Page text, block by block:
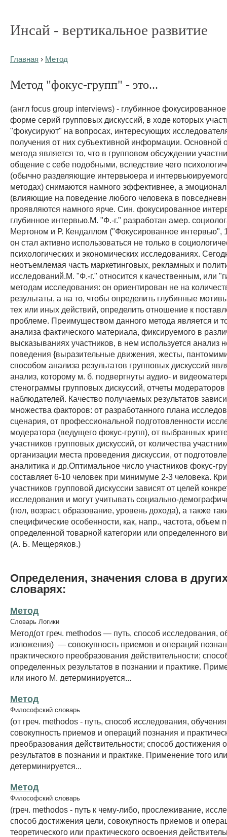
Инсай - вертикальное развитие
Главная › Метод
Метод "фокус-групп" - это...
(англ focus group interviews) - глубинное
форме серий групповых дискуссий, в ходе которых
"фокусируют" на вопросах, интересующих
получения от них субъективной информации. Основной
метода является то, что в групповом обсуждении
общение с себе подобными, вследствие чего
(обычно разделяющие интервьюера и
методах) снимаются намного эффективнее, а
(влияющие на поведение любого человека в
проявляются намного ярче. Син. фокусированное
глубинное интервью.М. "Ф.-г." разработан амер.
Мертоном и Р. Кендаллом ("Фокусированное интервью",
он стал активно использоваться не только в
психологических и экономических исследованиях.
неотъемлемая часть маркетинговых, рекламных и
исследований.М. "Ф.-г." относится к качественным, или
методам исследования: он ориентирован не на
результаты, а на то, чтобы определить глубинные
тех или иных действий, определить отношение к
проблеме. Преимуществом данного метода является и
анализа фактического материала, фиксируемого в
высказываниях участников, в нем используется анализ
поведения {выразительные движения, жесты,
способом анализа результатов групповых дискуссий
анализ, которому м. б. подвергнуты аудио- и
стенограммы групповых дискуссий, отчеты модераторов
наблюдателей. Качество получаемых результатов
множества факторов: от разработанного плана
сценария, от профессиональной подготовленности
модератора (ведущего фокус-групп), от выбранных
участников групповых дискуссий, от количества
организации места проведения дискуссии, от
аналитика и др.Оптимальное число участников фокус-
составляет 6-10 человек при минимуме 2-3 человека.
участников групповой дискуссии зависят от целей
исследования и могут учитывать социально-
(пол, возраст, образование, уровень дохода), а также
специфические особенности, как, напр., частота, объем
определенной товарной категории или определенного
(А. Б. Мещеряков.)
Определения, значения слова в
словарях:
Метод
Словарь Логики
Метод(от греч. methodos — путь, способ исследования,
изложения) — совокупность приемов и операций
практического преобразования действительности;
определенных результатов в познании и практике.
или иного М. детерминируется...
Метод
Философский словарь
(от греч. methodos - путь, способ исследования,
совокупность приемов и операций познания и
преобразования действительности; способ достижения
результатов в познании и практике. Применение того
детерминируется...
Метод
Философский словарь
(греч. methodos - путь к чему-либо, прослеживание,
способ достижения цели, совокупность приемов и
теоретического или практического освоения